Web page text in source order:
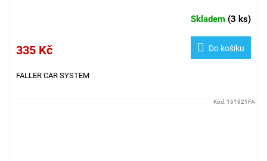
Skladem (3 ks)
335 Kč Do košíku
FALLER CAR SYSTEM
Kód: 161921FA